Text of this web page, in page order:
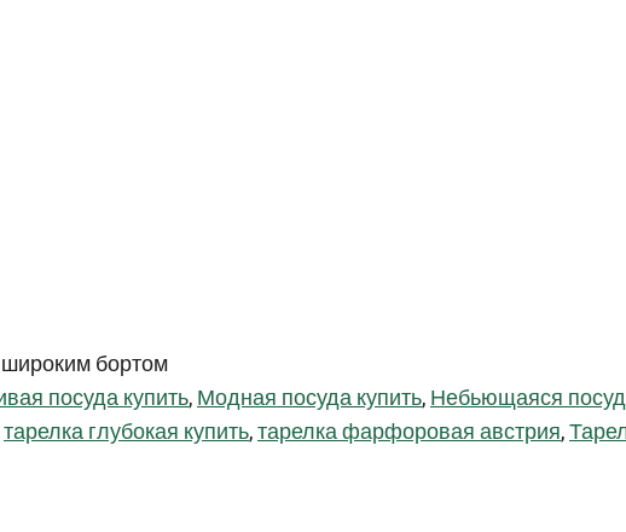
бортом
посуда купить,Модная посуда купить,Небьющаяся
тарелка глубокая купить,тарелка фарфоровая австрия,